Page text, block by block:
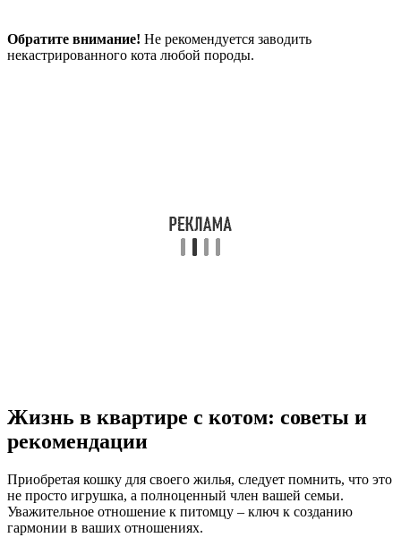
Обратите внимание! Не рекомендуется заводить
некастрированного кота любой породы.
Жизнь в квартире с котом: советы и
рекомендации
Приобретая кошку для своего жилья, следует помнить, что это
не просто игрушка, а полноценный член вашей семьи.
Уважительное отношение к питомцу – ключ к созданию
гармонии в ваших отношениях.